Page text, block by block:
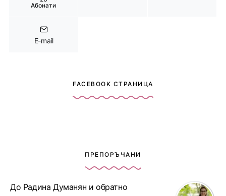
Абонати
E-mail
FACEBOOK СТРАНИЦА
ПРЕПОРЪЧАНИ
До Радина Думанян и обратно